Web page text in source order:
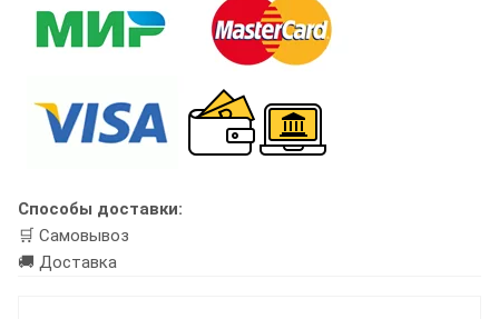
Способы доставки:
🛒 Самовывоз
🚚 Доставка